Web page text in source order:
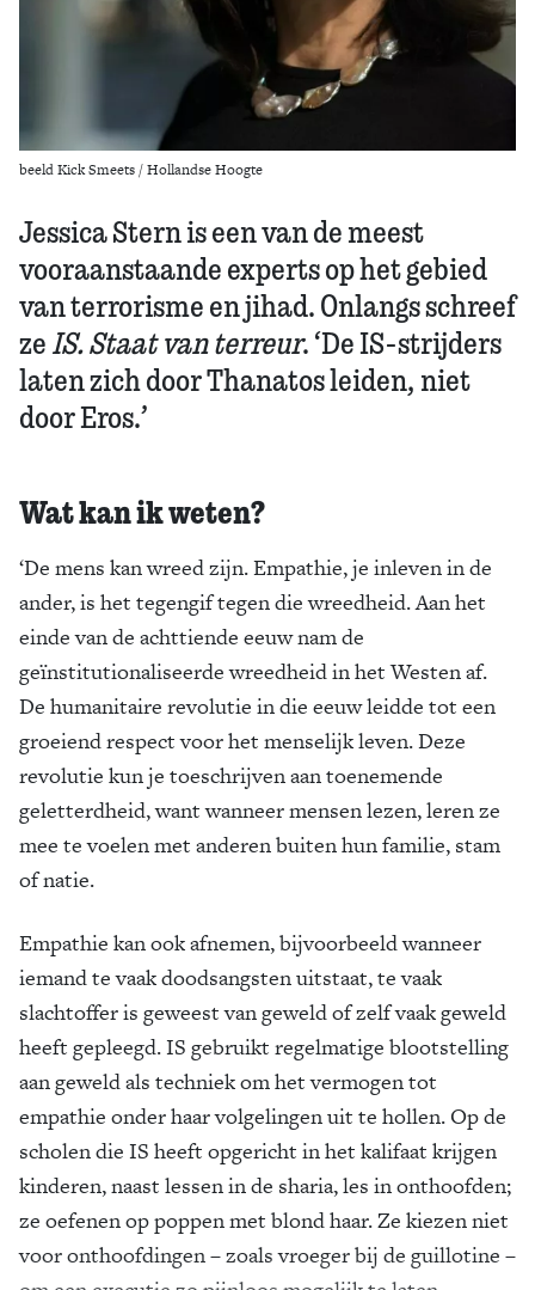
beeld Kick Smeets / Hollandse Hoogte
Jessica Stern is een van de meest
vooraanstaande experts op het gebied
van terrorisme en jihad. Onlangs schreef
zeIS. Staat van terreur. ‘De IS-strijders
laten zich door Thanatos leiden, niet
door Eros.’
Wat kan ik weten?
‘De mens kan wreed zijn. Empathie, je inleven in de
ander, is het tegengif tegen die wreedheid. Aan het
einde van de achttiende eeuw nam de
geïnstitutionaliseerde wreedheid in het Westen af.
De humanitaire revolutie in die eeuw leidde tot een
groeiend respect voor het menselijk leven. Deze
revolutie kun je toeschrijven aan toenemende
geletterdheid, want wanneer mensen lezen, leren ze
mee te voelen met anderen buiten hun familie, stam
of natie.
Empathie kan ook afnemen, bijvoorbeeld wanneer
iemand te vaak doodsangsten uitstaat, te vaak
slachtoffer is geweest van geweld of zelf vaak geweld
heeft gepleegd. IS gebruikt regelmatige blootstelling
aan geweld als techniek om het vermogen tot
empathie onder haar volgelingen uit te hollen. Op de
scholen die IS heeft opgericht in het kalifaat krijgen
kinderen, naast lessen in de sharia, les in onthoofden;
ze oefenen op poppen met blond haar. Ze kiezen niet
voor onthoofdingen – zoals vroeger bij de guillotine –